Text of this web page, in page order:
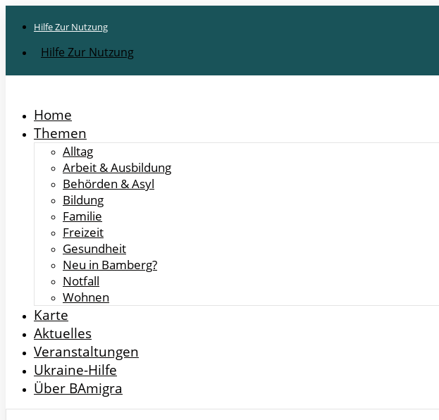
Hilfe Zur Nutzung
Hilfe Zur Nutzung
Home
Themen
Alltag
Arbeit & Ausbildung
Behörden & Asyl
Bildung
Familie
Freizeit
Gesundheit
Neu in Bamberg?
Notfall
Wohnen
Karte
Aktuelles
Veranstaltungen
Ukraine-Hilfe
Über BAmigra